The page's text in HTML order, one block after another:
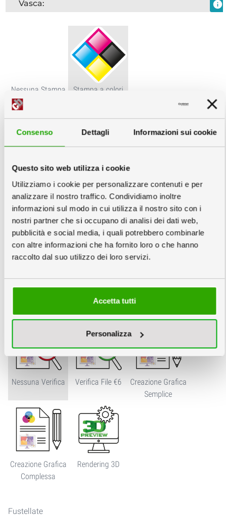
Consenso Dettagli Informazioni sui cookie
Questo sito web utilizza i cookie
Utilizziamo i cookie per personalizzare contenuti e per
analizzare il nostro traffico. Condividiamo inoltre
informazioni sul modo in cui utilizza il nostro sito con i
nostri partner che si occupano di analisi dei dati web,
pubblicità e social media, i quali potrebbero combinarle
con altre informazioni che ha fornito loro o che hanno
raccolto dal suo utilizzo dei loro servizi.
Accetta tutti
Personalizza
Vasca: info
Nessuna Stampa Stampa a colori
Plastificazione Vasca:
Nessuna Lucida Opaca
Cartone:
Nessuna Verifica Verifica File €6
Creazione Grafica
Semplice
Creazione Grafica
Complessa
Rendering 3D
Fustellate